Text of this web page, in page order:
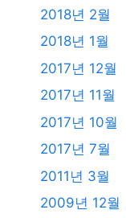
2018년 2월
2018년 1월
2017년 12월
2017년 11월
2017년 10월
2017년 7월
2011년 3월
2009년 12월